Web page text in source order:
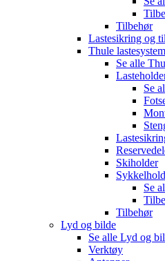
Tilbehør
Lastesikring og
Thule lastesystem
Se alle
Se
Skiholder
Se
Tilbehør
Lyd og bilde
Se alle Lyd og
Verktøy